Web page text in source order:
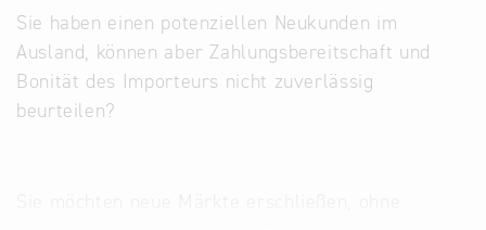
Sie haben einen potenziellen Neukunden im
Ausland, können aber Zahlungsbereitschaft und
Bonität des Importeurs nicht zuverlässig
beurteilen?